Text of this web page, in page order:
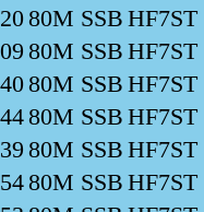
80M SSB HF7ST
80M SSB HF7ST
80M SSB HF7ST
80M SSB HF7ST
80M SSB HF7ST
80M SSB HF7ST